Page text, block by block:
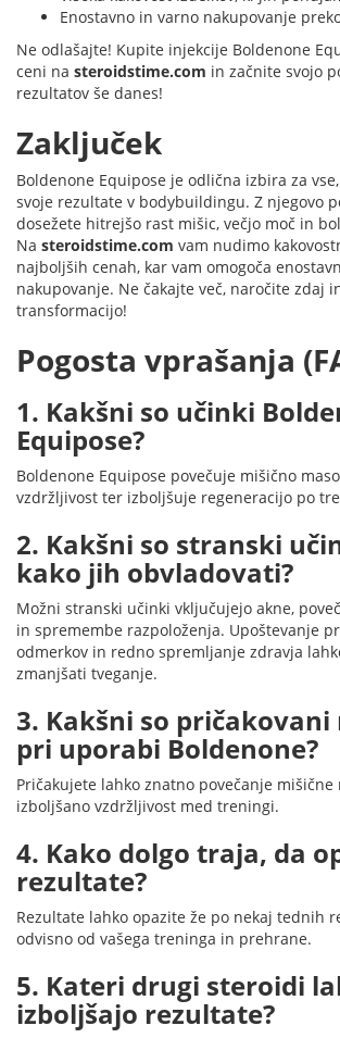
Enostavno in varno nakupovanje
Ne odlašajte! Kupite injekcije Boldenone
ceni na steroidstime.com in začnite svojo
rezultatov še danes!
Zaključek
Boldenone Equipose je odlična izbira za
svoje rezultate v bodybuildingu. Z njegovo
dosežete hitrejšo rast mišic, večjo moč in
Na steroidstime.com vam nudimo
najboljših cenah, kar vam omogoča
nakupovanje. Ne čakajte več, naročite zdaj
transformacijo!
Pogosta vprašanja
1. Kakšni so učinki
Equipose?
Boldenone Equipose povečuje mišično
vzdržljivost ter izboljšuje regeneracijo po
2. Kakšni so stranski
kako jih obvladovati?
Možni stranski učinki vključujejo akne,
in spremembe razpoloženja. Upoštevanje
odmerkov in redno spremljanje zdravja
zmanjšati tveganje.
3. Kakšni so
pri uporabi Boldenone?
Pričakujete lahko znatno povečanje
izboljšano vzdržljivost med treningi.
4. Kako dolgo traja, da
rezultate?
Rezultate lahko opazite že po nekaj tednih
odvisno od vašega treninga in prehrane.
5. Kateri drugi steroidi
izboljšajo rezultate?